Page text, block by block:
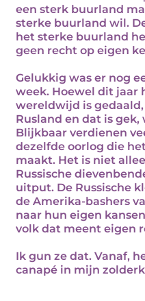
een sterk buurland
sterke buurland wil.
het sterke buurland
geen recht op eigen
Gelukkig was er nog
week. Hoewel dit jaar
wereldwijd is
Rusland en dat is
Blijkbaar verdienen
dezelfde oorlog die
maakt. Het is niet
Russische
uitput. De Russische
de Amerika-bashers
naar hun eigen
volk dat meent eigen
Ik gun ze dat. Vanaf,
canapé in mijn